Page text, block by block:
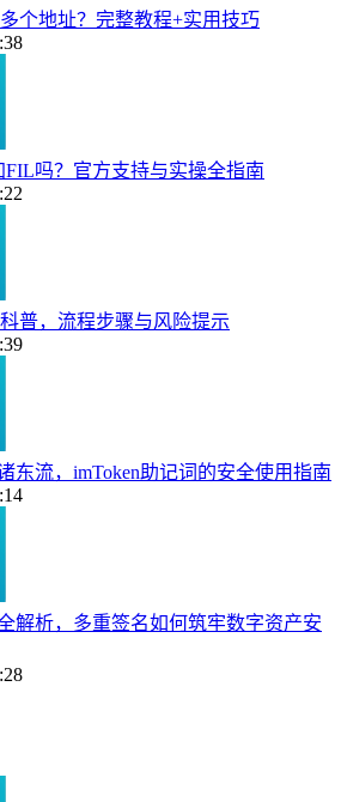
个地址？完整教程+实用技巧
FIL吗？官方支持与实操全指南
普，流程步骤与风险提示
东流，imToken助记词的安全使用指南
解析，多重签名如何筑牢数字资产安